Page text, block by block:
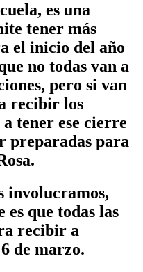
es una
tener más
el inicio del año
no todas van a
pero si van
recibir los
tener ese cierre
preparadas para
involucramos,
que todas las
recibir a
de marzo.